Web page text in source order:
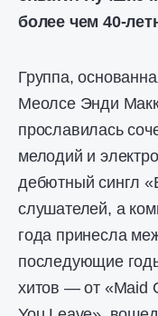
более чем 40-
Группа,
Меолсе Энди
прославилась
мелодий и
дебютный сингл
слушателей, а
года принесла
последующие
хитов — от «Maid